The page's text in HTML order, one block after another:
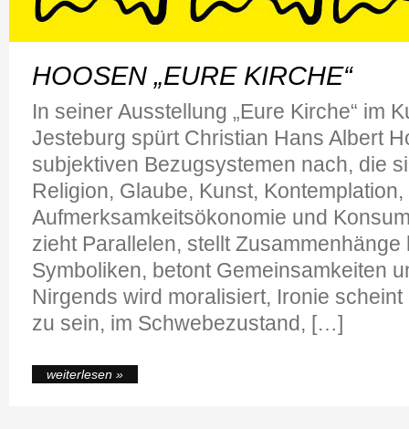
HOOSEN „EURE KIRCHE“
In seiner Ausstellung „Eure Kirche“ im
Jesteburg spürt Christian Hans Albert
subjektiven Bezugsystemen nach, die
Religion, Glaube, Kunst, Kontemplation,
Aufmerksamkeitsökonomie und
zieht Parallelen, stellt
Symboliken, betont Gemeinsamkeiten
Nirgends wird moralisiert, Ironie
zu sein, im Schwebezustand, […]
weiterlesen »